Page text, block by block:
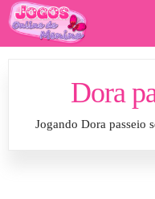
Dora
Jogando Dora passeio